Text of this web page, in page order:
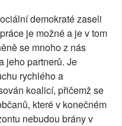
demokraté zaseli
je možné a je v tom
se mnoho z nás
jeho partnerů. Je
rychlého a
koalicí, přičemž se
které v konečném
nebudou brány v